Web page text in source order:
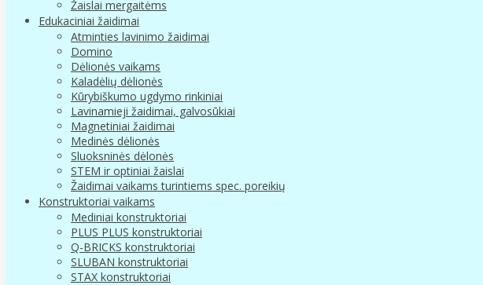
Žaislai mergaitėms
Edukaciniai žaidimai
Atminties lavinimo žaidimai
Domino
Dėlionės vaikams
Kaladėlių dėlionės
Kūrybiškumo ugdymo rinkiniai
Lavinamieji žaidimai, galvosūkiai
Magnetiniai žaidimai
Medinės dėlionės
Sluoksninės dėlonės
STEM ir optiniai žaislai
Žaidimai vaikams turintiems spec. poreikių
Konstruktoriai vaikams
Mediniai konstruktoriai
PLUS PLUS konstruktoriai
Q-BRICKS konstruktoriai
SLUBAN konstruktoriai
STAX konstruktoriai